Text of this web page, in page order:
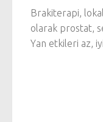
Brakiterapi,
olarak prostat,
Yan etkileri az,